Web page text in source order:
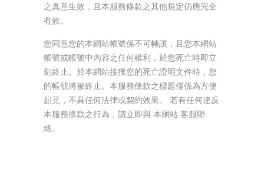
之真意生效，且本服務條款之其他規定仍應完全
有效。
您同意您的本網站帳號係不可轉讓，且您本網站
帳號或帳號中內容之任何權利，於您死亡時即立
刻終止。於本網站接獲您的死亡證明文件時，您
的帳號將被終止。本服務條款之標題僅係為方便
起見，不具任何法律或契約效果。 若有任何違反
本服務條款之行為，請立即與 本網站 客服聯
絡。